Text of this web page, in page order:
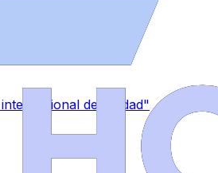
de calidad"